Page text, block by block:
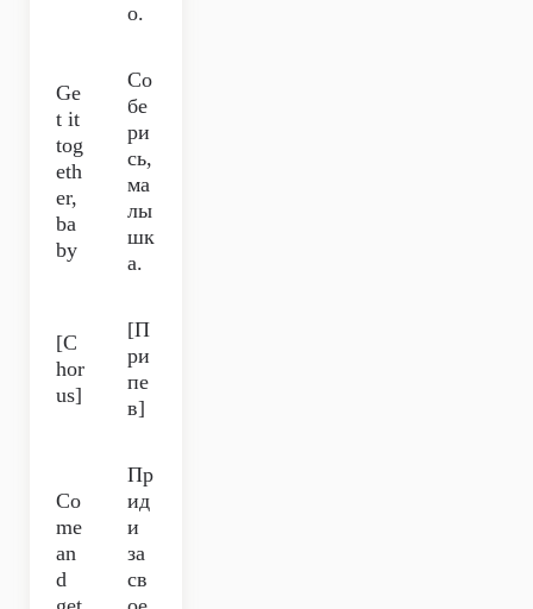
о.
Ge
t it
tog
eth
er,
ba
by
Со
бе
ри
сь,
ма
лы
шк
а.
[C
hor
us]
[П
ри
пе
в]
Co
me
an
d
Пр
ид
и
за
св